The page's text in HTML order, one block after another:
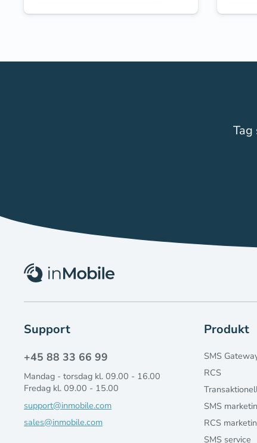
Support
+45 88 33 66 99
Mandag - torsdag kl. 09.00 - 16.00
Fredag kl. 09.00 - 15.00
support@inmobile.com
sales@inmobile.com
Produkt
SMS
RCS
SMS
RCS
SMS service